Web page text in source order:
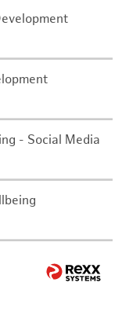
- Social Media